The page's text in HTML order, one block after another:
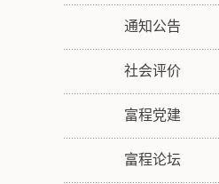
通知公告
社会评价
富程党建
富程论坛